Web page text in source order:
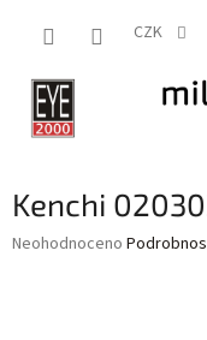
CZK
Kenchi
Průměrné
Neohodnoceno